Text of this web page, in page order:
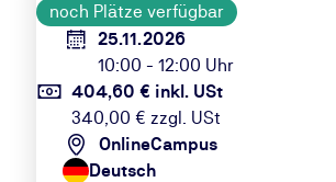
noch Plätze verfügbar
25.11.2026
10:00 - 12:00 Uhr
404,60 € inkl. USt
340,00 € zzgl. USt
OnlineCampus
Deutsch